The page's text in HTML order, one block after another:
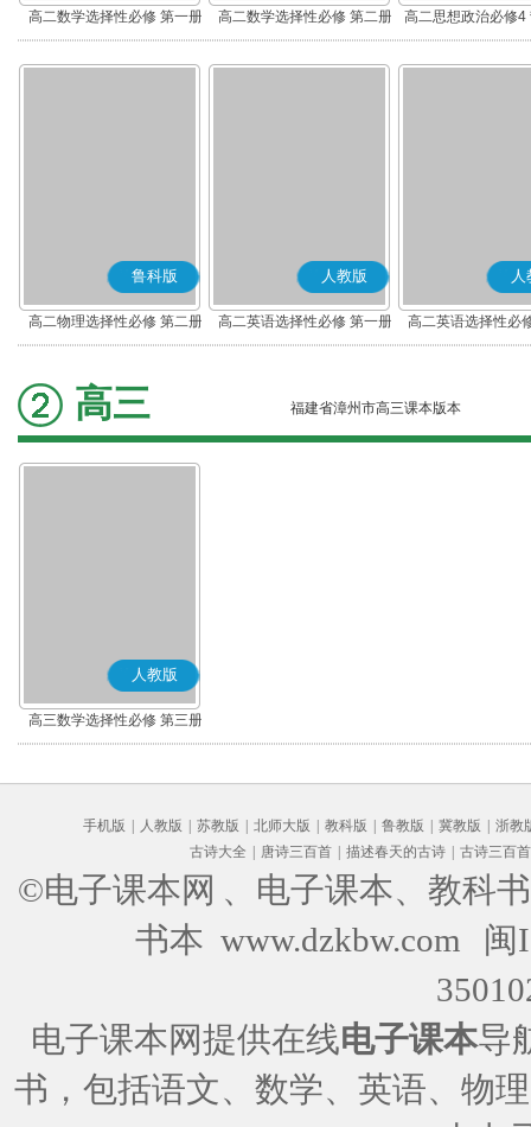
高二数学选择性必修 第一册
(A版)
高二数学选择性必修 第二册
(A版)
高二思想政治必修4
化(部编版)
鲁科版
高二物理选择性必修 第二册
人教版
高二英语选择性必修 第一册
人
高二英语选择性必
高三 福建省漳州市高三课本版本
人教版
高三数学选择性必修 第三册
(B版)
手机版 人教版 苏教版 北师大版 教科版 鲁教版 冀教版
浙教
古诗大全
唐诗三百首 描述春天的古诗 古诗三百首
©电子课本网 、电子课本、教科
书本 www.dzkbw.com
闽
电子课本网提供在线电子课本导
书，包括语文、数学、英语、物